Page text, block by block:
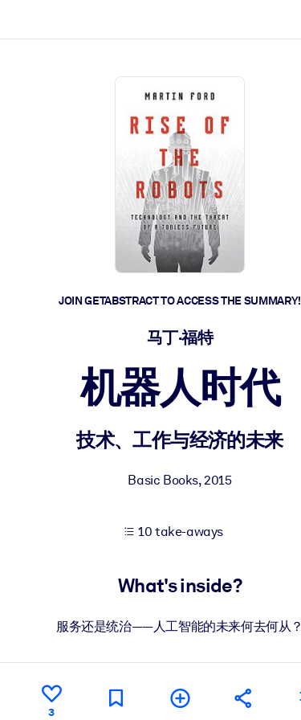
outputs.
JOIN GETABSTRACT TO ACCESS THE SUMMARY!
马丁·福特
机器人时代
技术、工作与经济的未来
Basic Books,2015
10 take-aways
What's inside?
服务还是统治——人工智能的未来何去何从？
3